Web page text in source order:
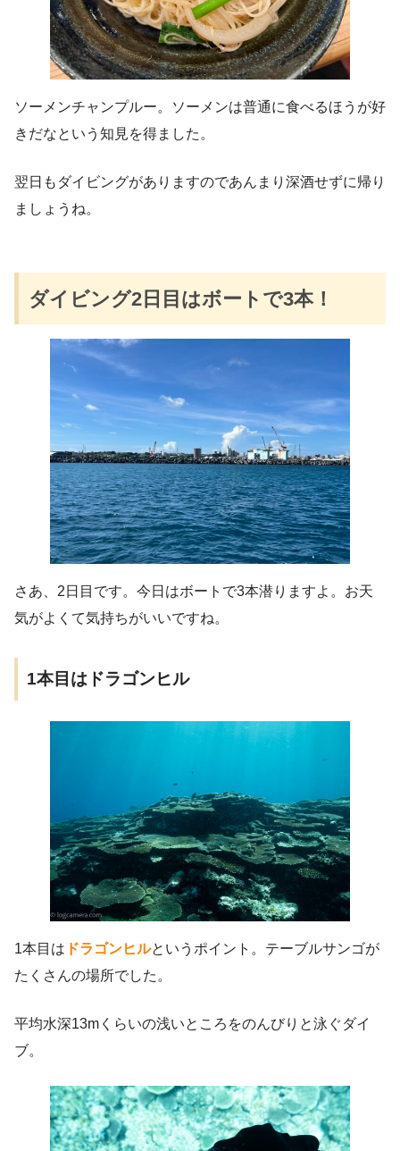
ソーメンチャンプルー。ソーメンは普通に食べるほうが好
きだなという知見を得ました。
翌日もダイビングがありますのであんまり深酒せずに帰り
ましょうね。
ダイビング2日目はボートで3本！
さあ、2日目です。今日はボートで3本潜りますよ。お天
気がよくて気持ちがいいですね。
1本目はドラゴンヒル
1本目は ドラゴンヒルというポイント。テーブルサンゴが
たくさんの場所でした。
平均水深13mくらいの浅いところをのんびりと泳ぐダイ
ブ。